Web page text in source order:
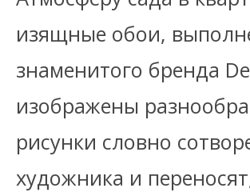
изящные обои,
знаменитого бренда
изображены
рисунки словно
художника и